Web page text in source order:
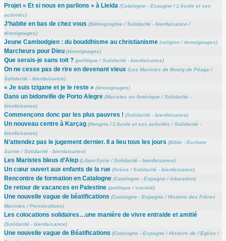
Projet « Et si nous en parlions » à Lleida (Catalogne - Espagne/L’école et ses
activités)
J’habite en bas de chez vous (Bibliographie/Solidarité - bienfaisance/
témoignages)
Jeune Cambodgien : du bouddhisme au christianisme (religion/témoignages)
Marcheurs pour Dieu (témoignages)
Que serais-je sans toit ? (politique/Solidarité - bienfaisance)
On ne cesse pas de rire en devenant vieux (Les Maristes de Bourg de Péage/
Solidarité - bienfaisance)
« Je suis tzigane et je le reste » (témoignages)
Dans un bidonville de Porto Alegre (Maristes en Amérique/Solidarité -
bienfaisance)
Commençons donc par les plus pauvres ! (Solidarité - bienfaisance)
Un nouveau centre à Karçag (Hongrie/L’école et ses activités /Solidarité -
bienfaisance)
N’attendez pas le jugement dernier. Il a lieu tous les jours (Bible - Ecriture
Sainte/Solidarité - bienfaisance)
Les Maristes bleus d’Alep (Liban-Syrie/Solidarité - bienfaisance)
Un cœur ouvert aux enfants de la rue (Grèce/Solidarité - bienfaisance)
Rencontre de formation en Catalogne (Catalogne - Espagne/éducation)
De retour de vacances en Palestine (politique/société)
Une nouvelle vague de béatifications (Catalogne - Espagne/Histoire des Frères
Maristes /Persécutions)
Les colocations solidaires…une manière de vivre entraide et amitié
(Solidarité - bienfaisance)
Une nouvelle vague de Béatifications (Catalogne - Espagne/Histoire de l’Eglise/